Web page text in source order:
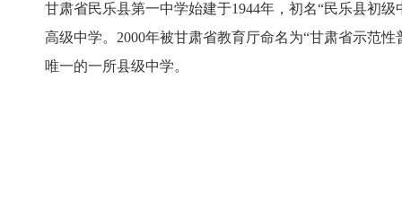
甘肃省民乐县第一中学始建于1944年，初名“民乐县初
高级中学。2000年被甘肃省教育厅命名为“甘肃省示范
唯一的一所县级中学。